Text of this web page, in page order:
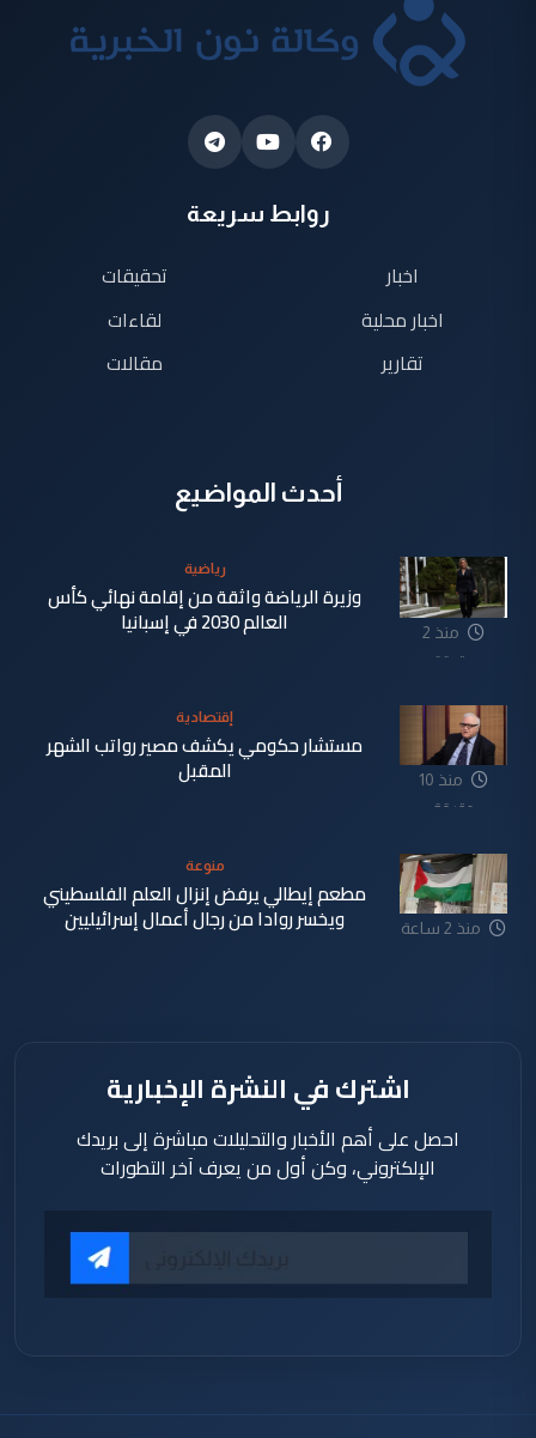
روابط سريعة
اخبار
اخبار محلية
تقارير
تحقيقات
لقاءات
مقالات
أحدث المواضيع
منذ 2
دقيقة
رياضية
وزيرة الرياضة واثقة من إقامة نهائي كأس
العالم 2030 في إسبانيا
منذ 10
دقيقة
إقتصادية
مستشار حكومي يكشف مصير رواتب الشهر
المقبل
منذ 2 ساعة
منوعة
مطعم إيطالي يرفض إنزال العلم الفلسطيني
ويخسر روادا من رجال أعمال إسرائيليين
اشترك في النشرة الإخبارية
احصل على أهم الأخبار والتحليلات مباشرة إلى بريدك
الإلكتروني، وكن أول من يعرف آخر التطورات